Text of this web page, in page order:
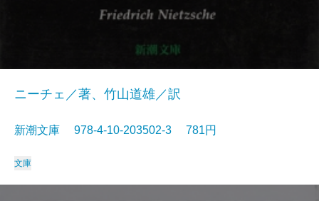
ニーチェ／著、竹山道雄／訳
新潮文庫 978-4-10-203502-3 781円
文庫